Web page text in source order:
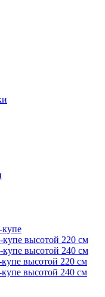
высотой 220 см
высотой 240 см
высотой 220 см
высотой 240 см